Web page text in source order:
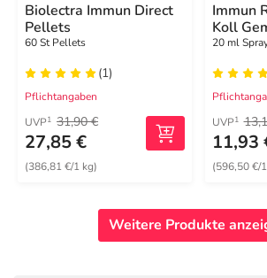
Biolectra Immun Direct
Pellets
60 St Pellets
(1)
Pflichtangaben
UVP1 31,90 €
27,85 €
(386,81 €/1 kg)
Immun
Koll
Vit.B6
20 ml
UVP1
11,93
(596,50 €/
Weitere Produkte